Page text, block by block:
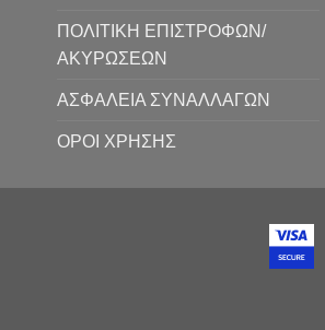
ΠΟΛΙΤΙΚΗ ΕΠΙΣΤΡΟΦΩΝ/
ΑΚΥΡΩΣΕΩΝ
ΑΣΦΑΛΕΙΑ ΣΥΝΑΛΛΑΓΩΝ
ΟΡΟΙ ΧΡΗΣΗΣ